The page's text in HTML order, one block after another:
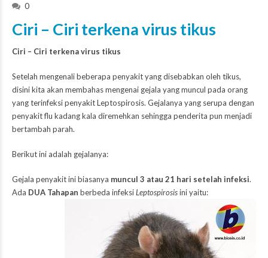
0
Ciri – Ciri terkena virus tikus
Ciri – Ciri terkena virus tikus
Setelah mengenali beberapa penyakit yang disebabkan oleh tikus,
disini kita akan membahas mengenai gejala yang muncul pada orang
yang terinfeksi penyakit Leptospirosis. Gejalanya yang serupa dengan
penyakit flu kadang kala diremehkan sehingga penderita pun menjadi
bertambah parah.
Berikut ini adalah gejalanya:
Gejala penyakit ini biasanya muncul 3 atau 21 hari setelah infeksi.
Ada DUA Tahapan berbeda infeksiLeptospirosisini yaitu: